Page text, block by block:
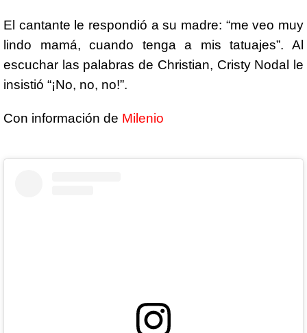
El cantante le respondió a su madre: “me veo muy
lindo mamá, cuando tenga a mis tatuajes”. Al
escuchar las palabras de Christian, Cristy Nodal le
insistió “¡No, no, no!”.
Con información de Milenio